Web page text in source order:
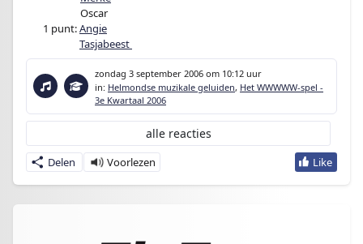
Oscar
1 punt:Angie
Tasjabeest
zondag 3 september 2006 om 10:12 uur
in: Helmondse muzikale geluiden, Het WWWWW-spel -
3e Kwartaal 2006
Delen
alle reacties